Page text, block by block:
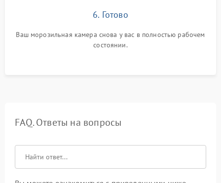
6. Готово
Ваш морозильная камера снова у вас в полностью рабочем
состоянии.
FAQ. Ответы на вопросы